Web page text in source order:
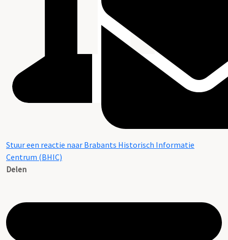
Stuur een reactie naar Brabants Historisch Informatie
Centrum (BHIC)
Delen